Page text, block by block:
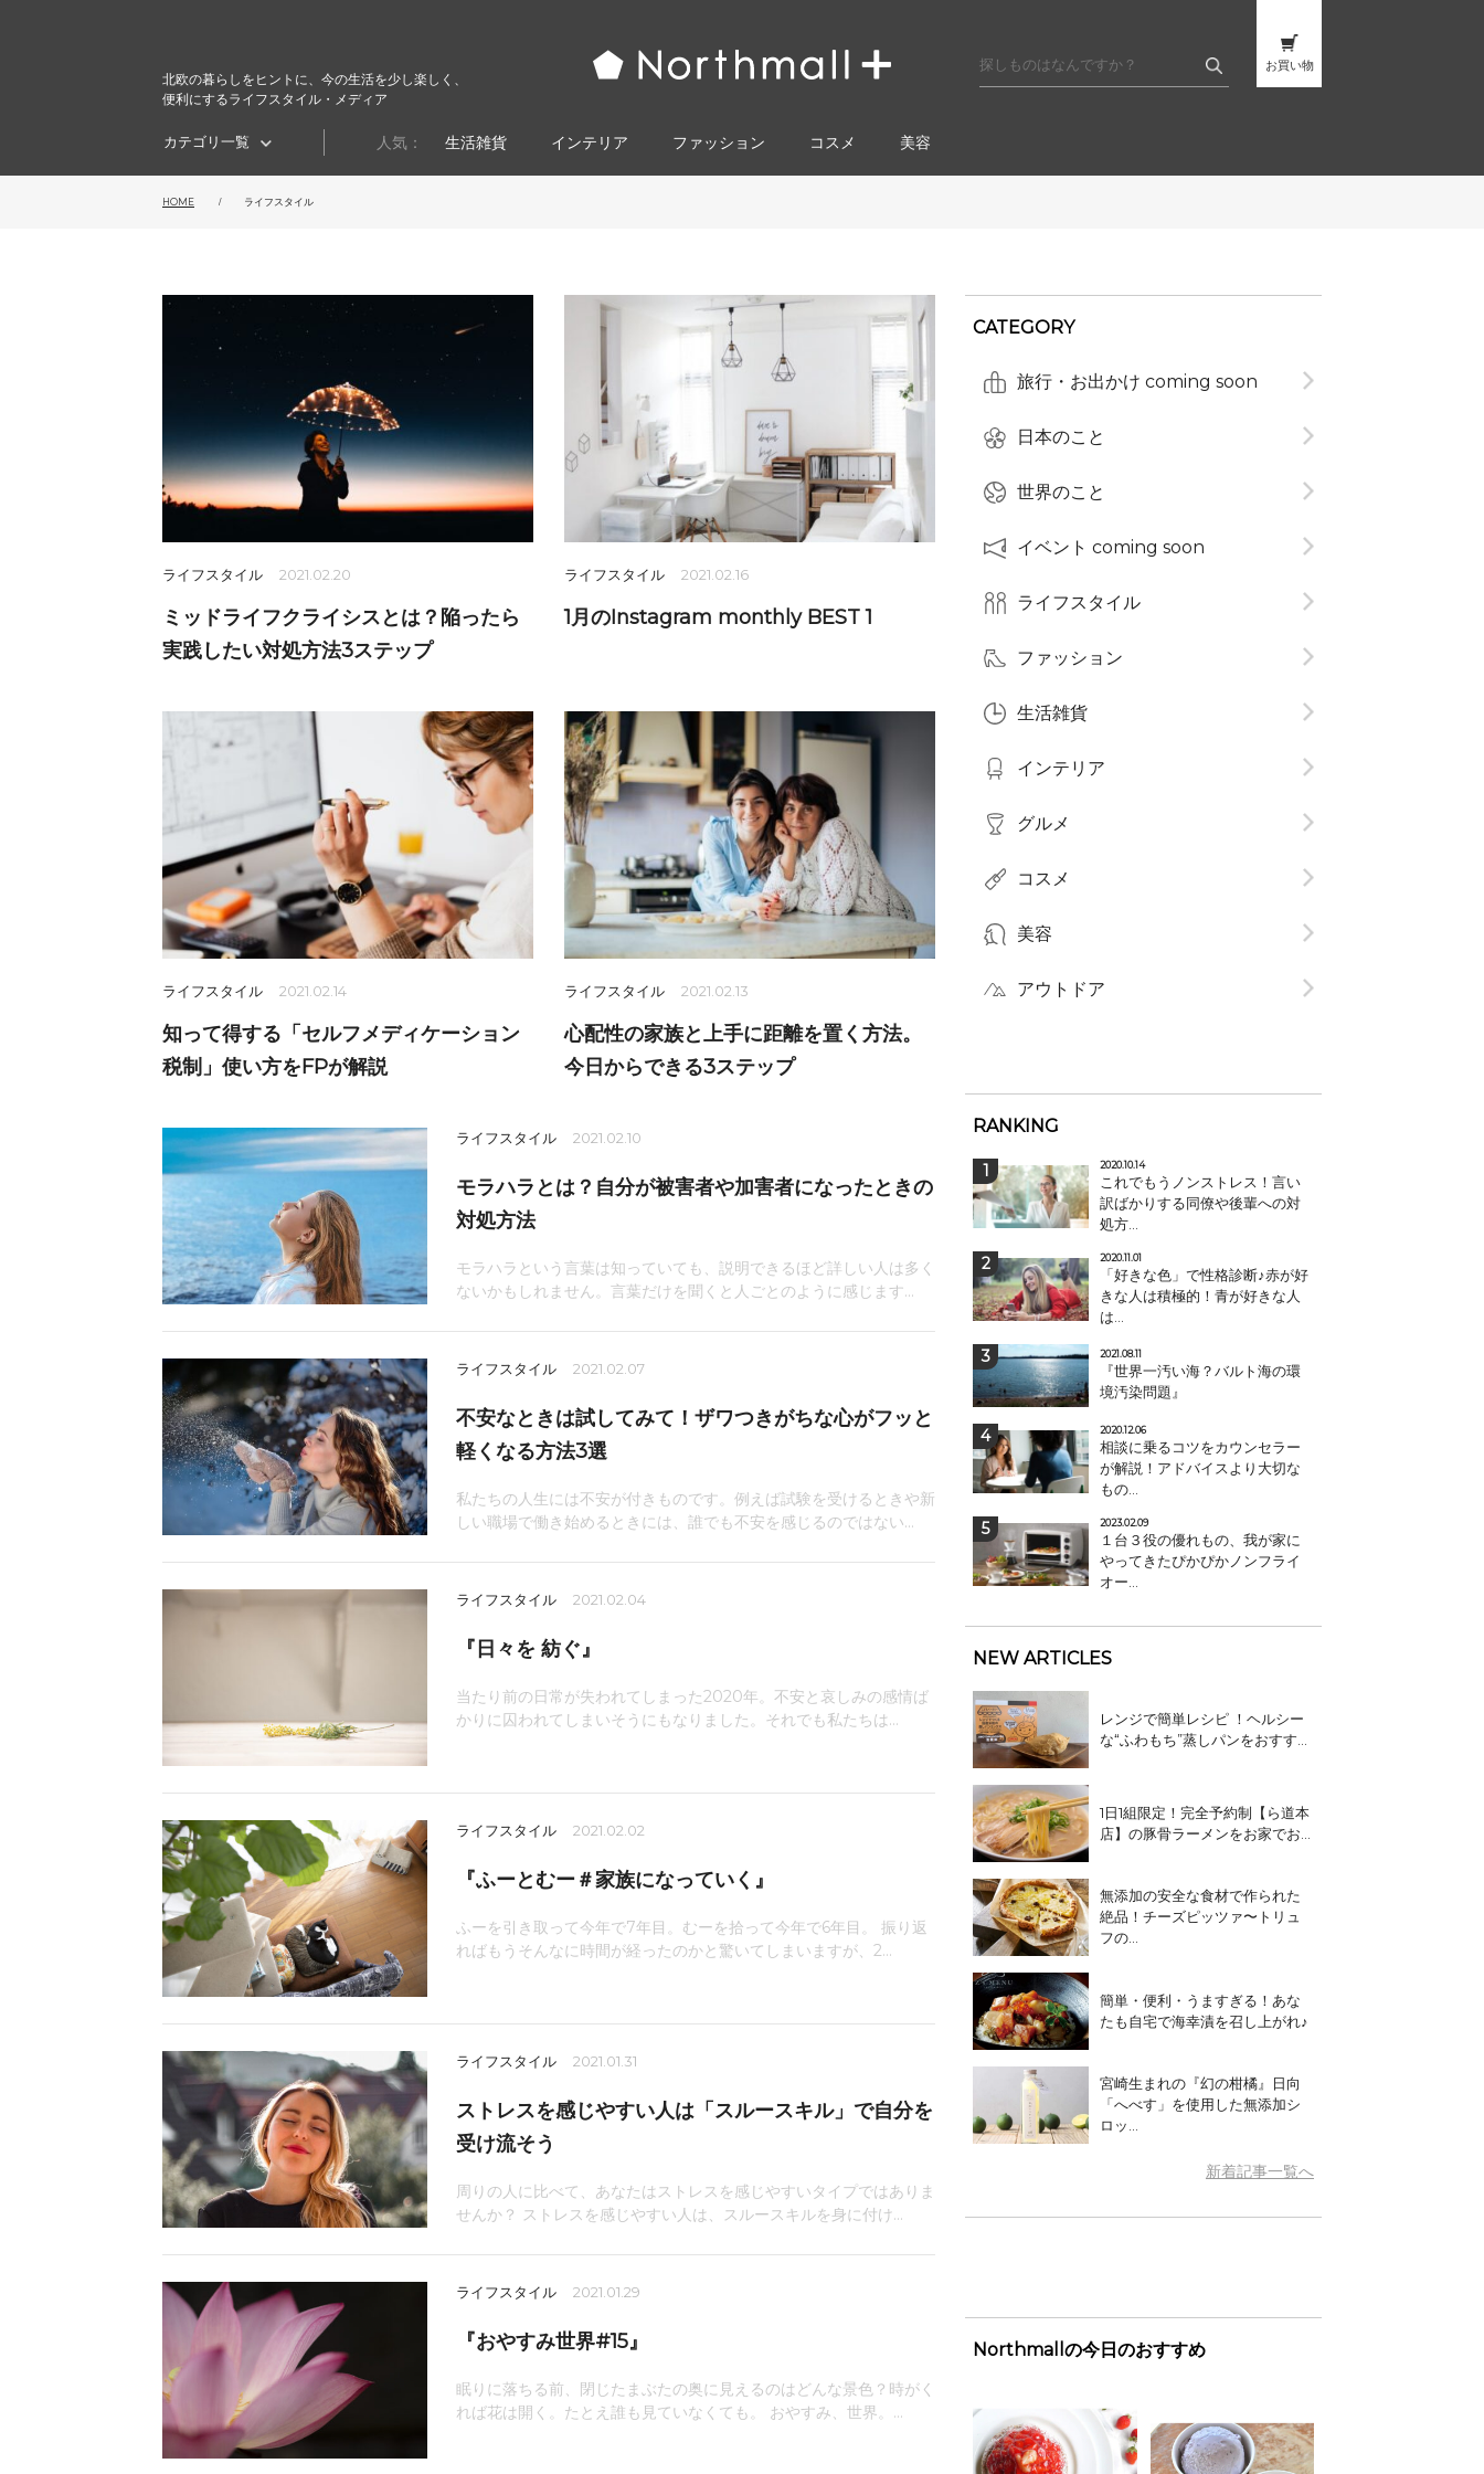
北欧の暮らしをヒントに、今の生活を少し楽しく、
便利にするライフスタイル・メディア
お買い物
カテゴリ一覧 人気： 生活雑貨 インテリア ファッション コスメ​ 美容
HOME ライフスタイル
ライフスタイル 2021.02.20
ミッドライフクライシスとは？陥ったら
実践したい対処方法3ステップ
ライフスタイル 2021.02.16
1月のInstagram monthly BEST 1
ライフスタイル 2021.02.14
知って得する「セルフメディケーション
税制」使い方をFPが解説
ライフスタイル 2021.02.13
心配性の家族と上手に距離を置く方法。
今日からできる3ステップ
ライフスタイル 2021.02.10
モラハラとは？自分が被害者や加害者になったときの
対処方法
モラハラという言葉は知っていても、説明できるほど詳しい人は多く
ないかもしれません。言葉だけを聞くと人ごとのように感じます...
ライフスタイル 2021.02.07
不安なときは試してみて！ザワつきがちな心がフッと
軽くなる方法3選
私たちの人生には不安が付きものです。例えば試験を受けるときや新
しい職場で働き始めるときには、誰でも不安を感じるのではない...
ライフスタイル 2021.02.04
『日々を 紡ぐ』
当たり前の日常が失われてしまった2020年。不安と哀しみの感情ば
かりに囚われてしまいそうにもなりました。それでも私たちは...
ライフスタイル 2021.02.02
『ふーとむー＃家族になっていく』
ふーを引き取って今年で7年目。むーを拾って今年で6年目。 振り返
ればもうそんなに時間が経ったのかと驚いてしまいますが、2...
ライフスタイル 2021.01.31
ストレスを感じやすい人は「スルースキル」で自分を
受け流そう
周りの人に比べて、あなたはストレスを感じやすいタイプではありま
せんか？ ストレスを感じやすい人は、スルースキルを身に付け...
ライフスタイル 2021.01.29
『おやすみ世界#15』
眠りに落ちる前、閉じたまぶたの奥に見えるのはどんな景色？時がく
れば花は開く。たとえ誰も見ていなくても。 おやすみ、世界。...
CATEGORY
旅行・お出かけ coming soon
日本のこと
世界のこと
イベント coming soon
ライフスタイル
ファッション
生活雑貨
インテリア
グルメ
コスメ​
美容
アウトドア
RANKING
2020.10.14
これでもうノンストレス！言い
訳ばかりする同僚や後輩への対
処方...
2020.11.01
「好きな色」で性格診断♪赤が好
きな人は積極的！青が好きな人
は...
2021.08.11
『世界一汚い海？バルト海の環
境汚染問題』
2020.12.06
相談に乗るコツをカウンセラー
が解説！アドバイスより大切な
もの...
2023.02.09
１台３役の優れもの、我が家に
やってきたぴかぴかノンフライ
オー...
NEW ARTICLES
レンジで簡単レシピ ！ヘルシー
な“ふわもち”蒸しパンをおすす...
1日1組限定！完全予約制【ら道本
店】の豚骨ラーメンをお家でお...
無添加の安全な食材で作られた
絶品！チーズピッツァ〜トリュ
フの...
簡単・便利・うますぎる！あな
たも自宅で海幸漬を召し上がれ♪
宮崎生まれの『幻の柑橘』日向
「へべす」を使用した無添加シ
ロッ...
新着記事一覧へ
Northmallの今日のおすすめ